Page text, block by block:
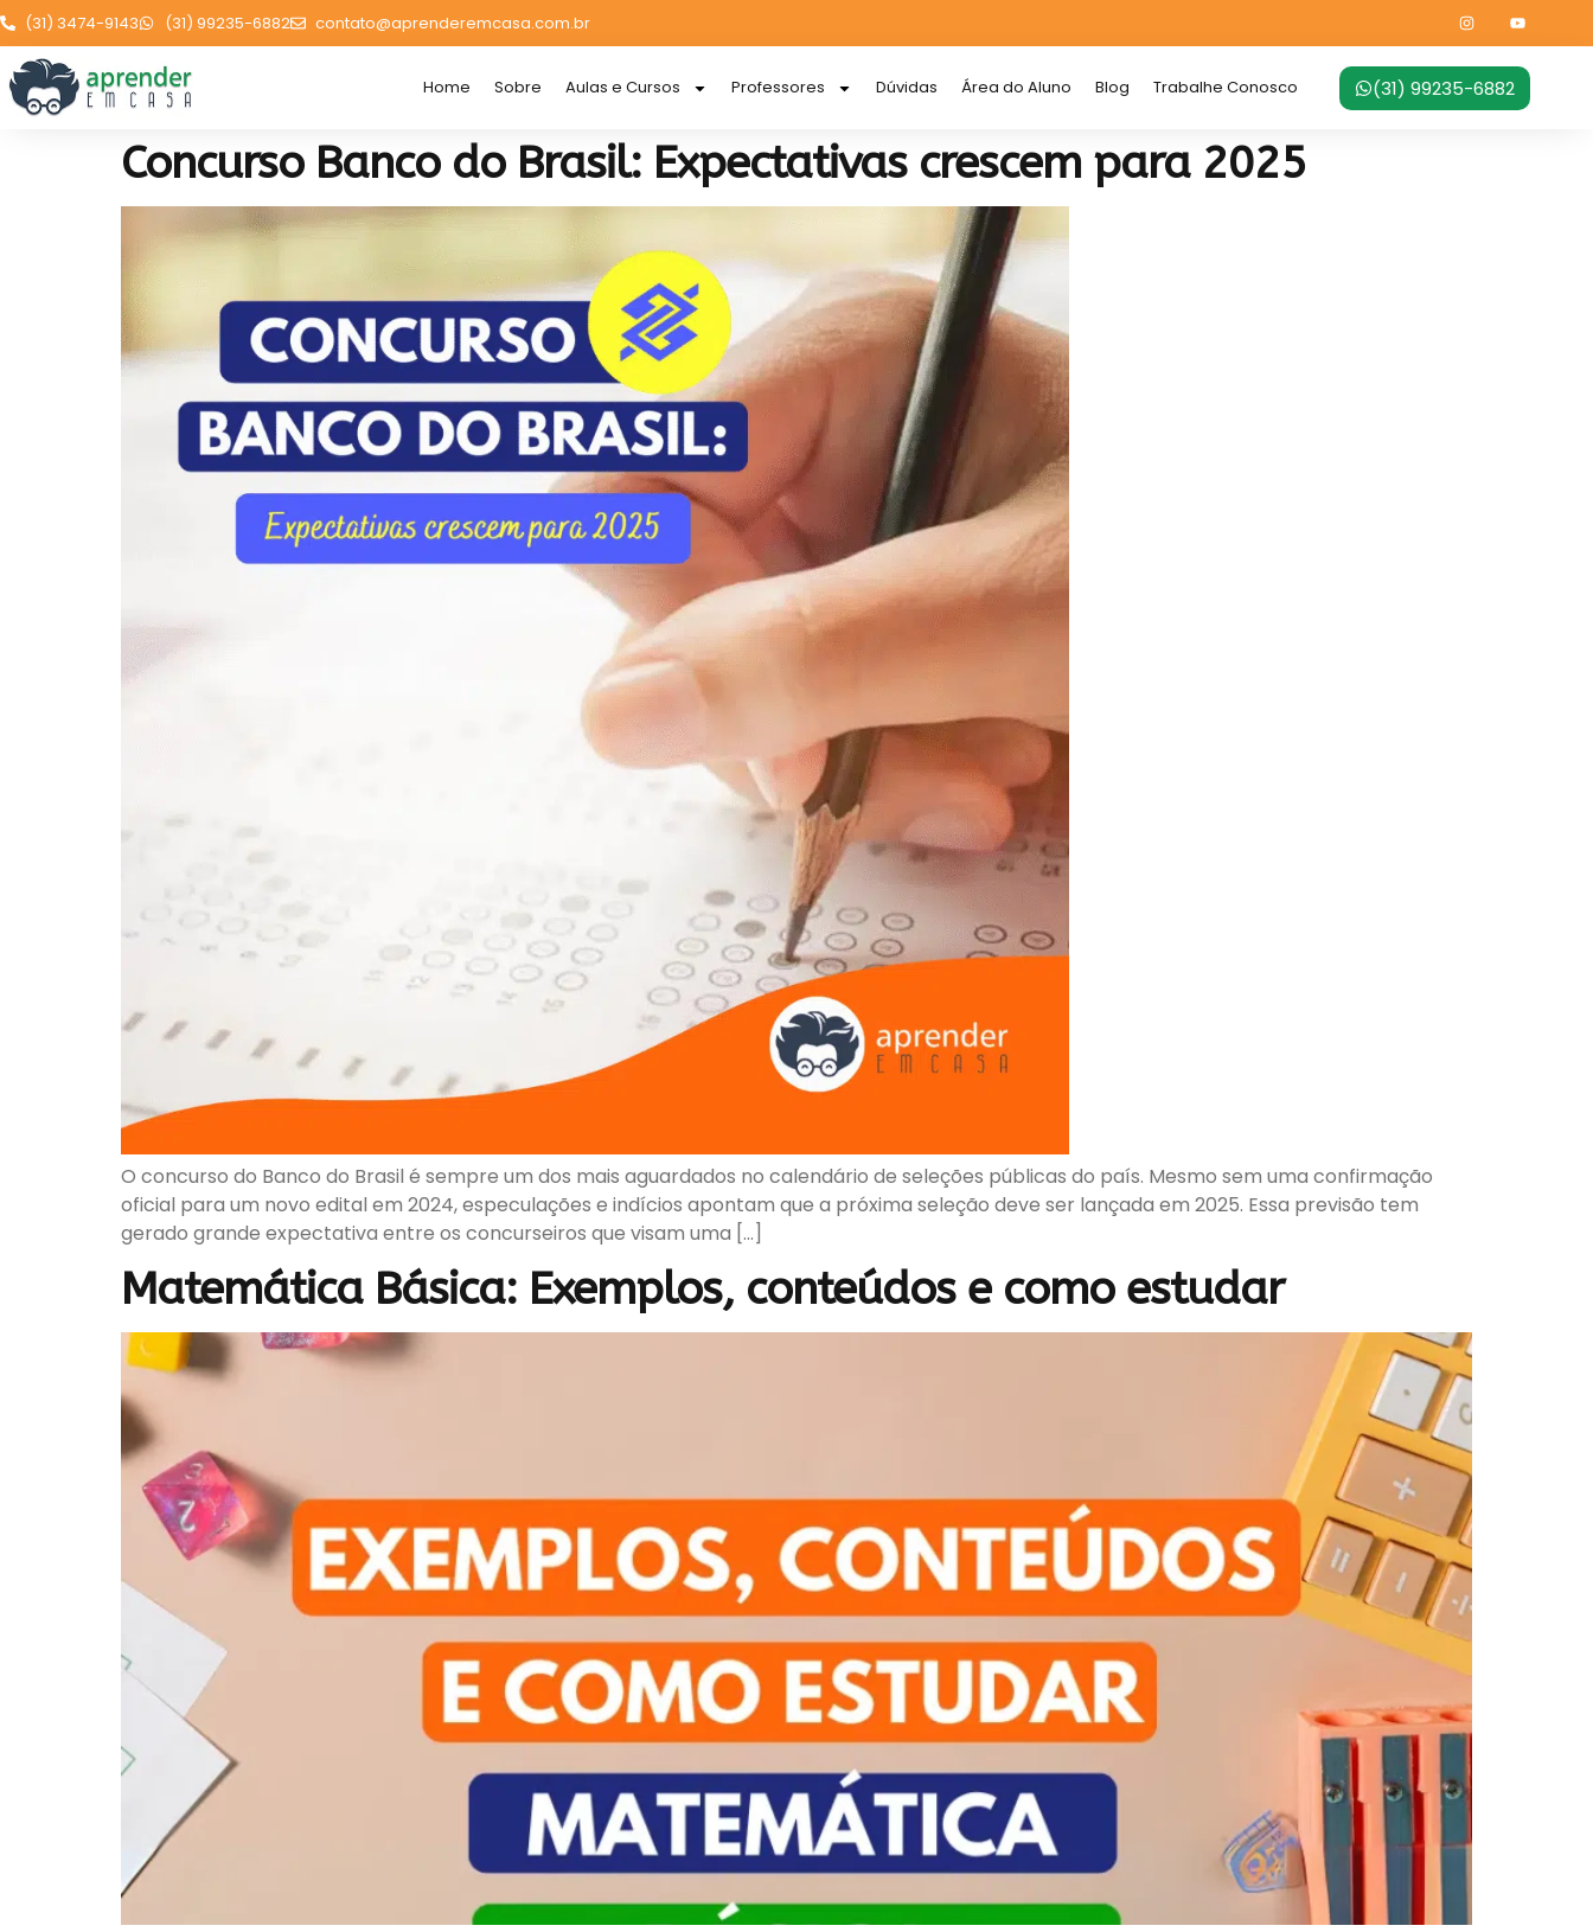
(31) 3474-9143 (31) 99235-6882 contato@aprenderemcasa.com.br
Home Sobre Aulas e Cursos Professores Dúvidas Área do Aluno Blog Trabalhe Conosco (31) 99235-6882
Concurso Banco do Brasil: Expectativas crescem para 2025
O concurso do Banco do Brasil é sempre um dos mais aguardados no calendário de seleções públicas do país. Mesmo sem uma confirmação
oficial para um novo edital em 2024, especulações e indícios apontam que a próxima seleção deve ser lançada em 2025. Essa previsão tem
gerado grande expectativa entre os concurseiros que visam uma […]
Matemática Básica: Exemplos, conteúdos e como estudar